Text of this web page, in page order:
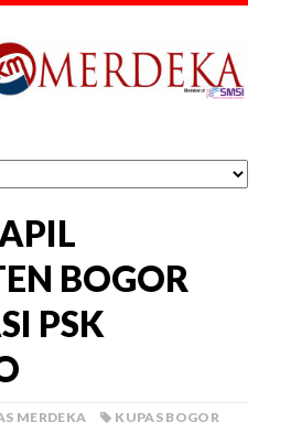
BOGOR
PSK
MERDEKA
KUPAS BOGOR